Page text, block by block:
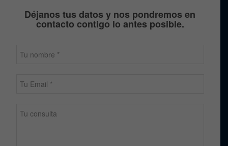
Déjanos tus datos y nos pondremos en
contacto contigo lo antes posible.